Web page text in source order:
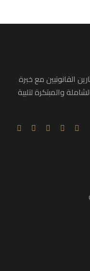
القانونيين مع خبرة
والمبتكرة لتلبية